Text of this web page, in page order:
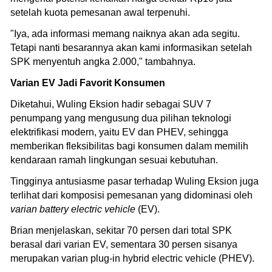
setelah kuota pemesanan awal terpenuhi.
"Iya, ada informasi memang naiknya akan ada segitu.
Tetapi nanti besarannya akan kami informasikan setelah
SPK menyentuh angka 2.000," tambahnya.
Varian EV Jadi Favorit Konsumen
Diketahui, Wuling Eksion hadir sebagai SUV 7
penumpang yang mengusung dua pilihan teknologi
elektrifikasi modern, yaitu EV dan PHEV, sehingga
memberikan fleksibilitas bagi konsumen dalam memilih
kendaraan ramah lingkungan sesuai kebutuhan.
Tingginya antusiasme pasar terhadap Wuling Eksion juga
terlihat dari komposisi pemesanan yang didominasi oleh
varian battery electric vehicle (EV).
Brian menjelaskan, sekitar 70 persen dari total SPK
berasal dari varian EV, sementara 30 persen sisanya
merupakan varian plug-in hybrid electric vehicle (PHEV).